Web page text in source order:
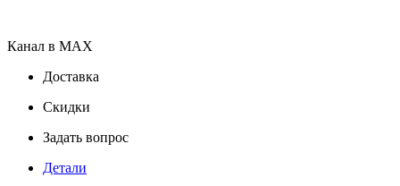
Канал в MAX
Доставка
Скидки
Задать вопрос
Детали